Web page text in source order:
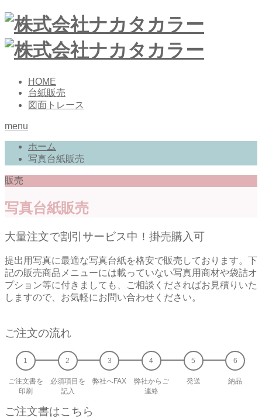
HOME
台紙販売
図面トレース
menu
ホーム
写真台紙販売
販売
写真台紙販売
大量注文で割引サービス中！掛売購入可
提出用写真に最適な写真台紙を格安で販売しております。下
記の販売商品メニューには載っていない写真用商材や袋詰オ
プション等に付きましても、ご相談くださればお見積りいた
しますので、お気軽にお問い合わせください。
ご注文の流れ
ご注文書を
印刷
必須項目を
記入
弊社へFAX
弊社からご
連絡
発送 納品
ご注文書はこちら